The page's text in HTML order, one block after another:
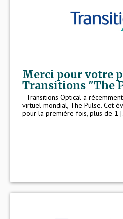
Merci pour votre
Transitions "The
Transitions Optical a
virtuel mondial, The Pulse. Cet
pour la première fois, plus de 1